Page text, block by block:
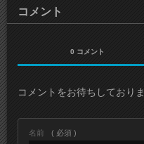
コメント
0 コメント
コメントをお待ちしており
名前 ( 必須 )